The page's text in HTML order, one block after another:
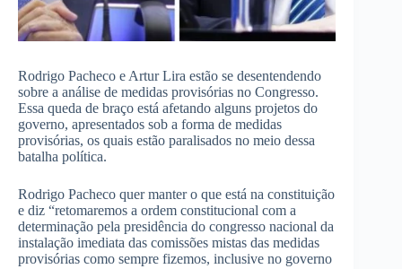
Rodrigo Pacheco e Artur Lira estão se desentendendo
sobre a análise de medidas provisórias no Congresso.
Essa queda de braço está afetando alguns projetos do
governo, apresentados sob a forma de medidas
provisórias, os quais estão paralisados ​​no meio dessa
batalha política.
Rodrigo Pacheco quer manter o que está na constituição
e diz “retomaremos a ordem constitucional com a
determinação pela presidência do congresso nacional da
instalação imediata das comissões mistas das medidas
provisórias como sempre fizemos, inclusive no governo